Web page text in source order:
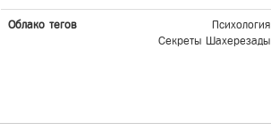
Облако тегов
Психология
Секреты Шахерезады